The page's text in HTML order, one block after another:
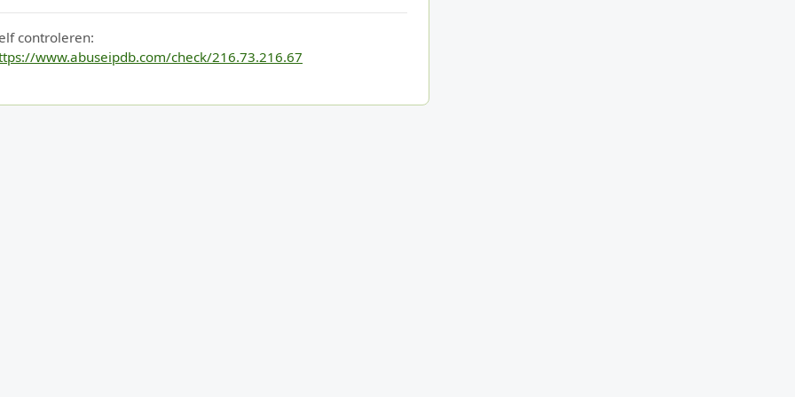
controleren:
www.abuseipdb.com/check/216.73.216.67